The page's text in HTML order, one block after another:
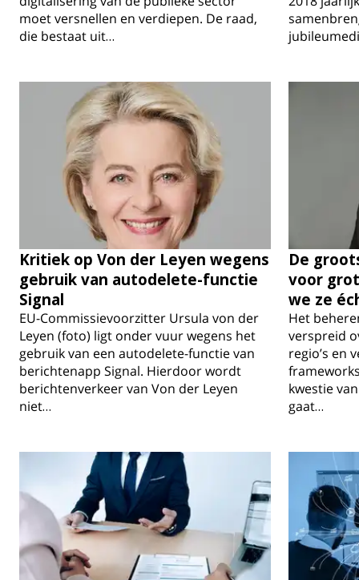
moet versnellen en verdiepen. De raad,
die bestaat uit…
Kritiek op Von der Leyen wegens
gebruik van autodelete-functie
Signal
EU-Commissievoorzitter Ursula von der
Leyen (foto) ligt onder vuur wegens het
gebruik van een autodelete-functie van
berichtenapp Signal. Hierdoor wordt
berichtenverkeer van Von der Leyen
niet…
De
voor
we ze
Het
verspreid
regio’s en
kwestie
gaat…